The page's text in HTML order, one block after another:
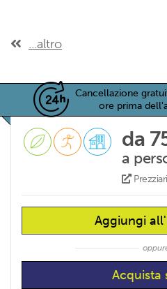
...altro
Cancellazione
ore prima
da
a
Aggiungi